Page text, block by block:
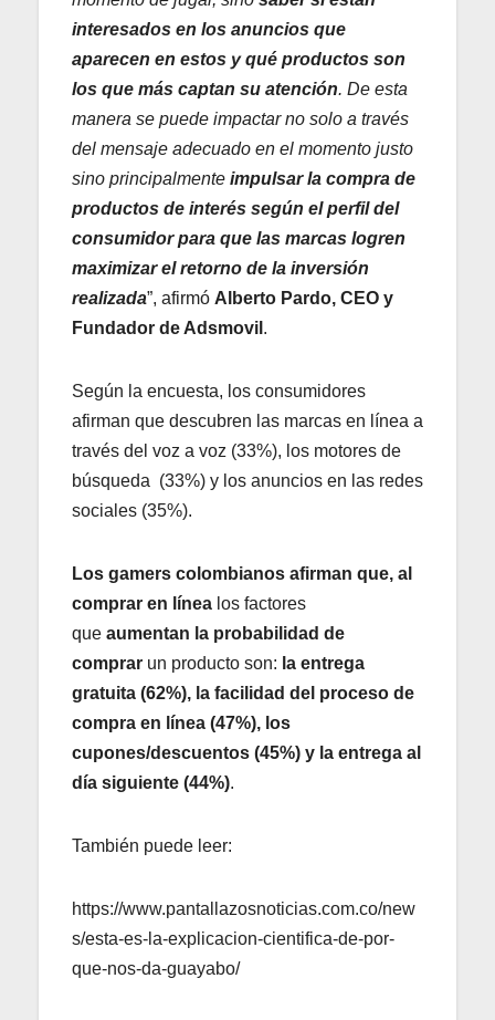
interesados en los anuncios que
aparecen en estos y qué productos son
los que más captan su atención. De esta
manera se puede impactar no solo a través
del mensaje adecuado en el momento justo
sino principalmente impulsar la compra de
productos de interés según el perfil del
consumidor para que las marcas logren
maximizar el retorno de la inversión
realizada”, afirmó Alberto Pardo, CEO y
Fundador de Adsmovil .
Según la encuesta, los consumidores
afirman que descubren las marcas en línea a
través del voz a voz (33%), los motores de
búsqueda (33%) y los anuncios en las redes
sociales (35%).
Los gamers colombianos afirman que, al
comprar en línea los factores
que aumentan la probabilidad de
comprar un producto son: la entrega
gratuita (62%), la facilidad del proceso de
compra en línea (47%), los
cupones/descuentos (45%) y la entrega al
día siguiente (44%).
También puede leer:
https://www.pantallazosnoticias.com.co/new
s/esta-es-la-explicacion-cientifica-de-por-
que-nos-da-guayabo/